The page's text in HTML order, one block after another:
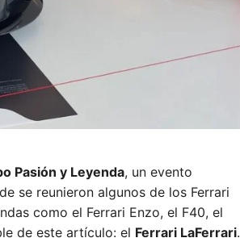
Pasión y Leyenda, un evento
se reunieron algunos de los Ferrari
como el Ferrari Enzo, el F40, el
de este artículo: el Ferrari LaFerrari.